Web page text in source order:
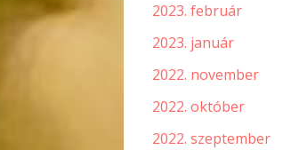
2023. február
2023. január
2022. november
2022. október
2022. szeptember